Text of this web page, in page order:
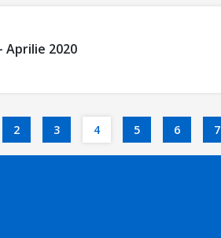
Aprilie 2020
2 3 4 5 6 7